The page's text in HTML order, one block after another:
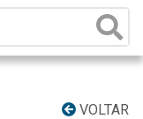
VOLTAR